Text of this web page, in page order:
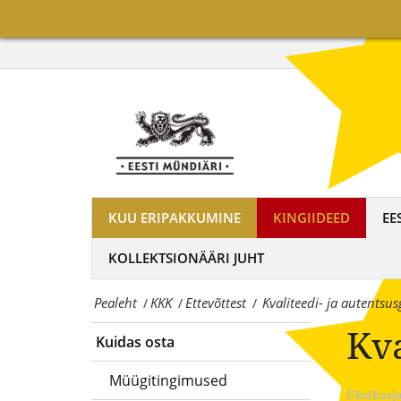
autentsusgarantii
Eesti
Mündiäri
maailma
tuntumate
rahapajade
kollektsioonimüntide
KUU ERIPAKKUMINE KINGIIDEED
KOLLEKTSIONÄÄRI JUHT
Pealeht /KKK /Ettevõttest / Kvaliteedi- ja
Kuidas osta
Müügitingimused
tuntumate
rahapajade
kollektsioonimüntide
-
levitaja
Eestis